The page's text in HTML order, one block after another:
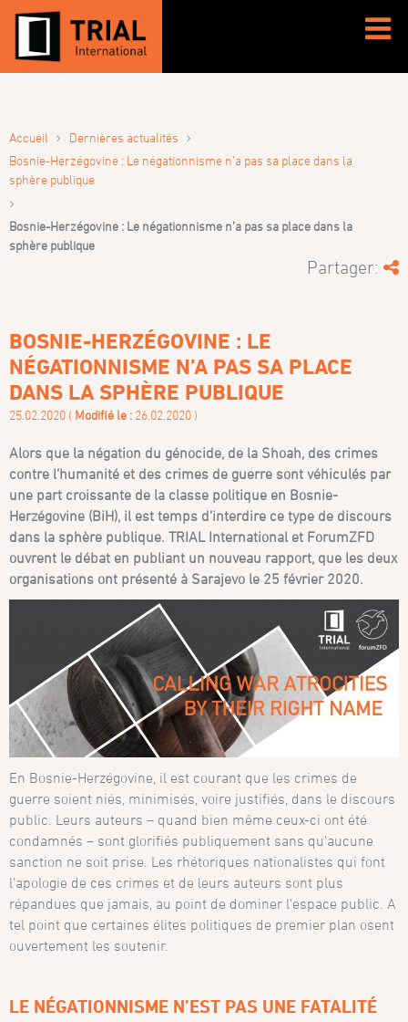
Accueil › Dernières actualités ›
Bosnie-Herzégovine : Le négationnisme n’a pas sa place dans la
sphère publique
›
Bosnie-Herzégovine : Le négationnisme n’a pas sa place dans la
sphère publique
Partager:
BOSNIE-HERZÉGOVINE : LE
NÉGATIONNISME N’A PAS SA PLACE
DANS LA SPHÈRE PUBLIQUE
25.02.2020 ( Modifié le : 26.02.2020 )
Alors que la négation du génocide, de la Shoah, des crimes
contre l’humanité et des crimes de guerre sont véhiculés par
une part croissante de la classe politique en Bosnie-
Herzégovine (BiH), il est temps d’interdire ce type de discours
dans la sphère publique. TRIAL International et ForumZFD
ouvrent le débat en publiant un nouveau rapport, que les deux
organisations ont présenté à Sarajevo le 25 février 2020.
En Bosnie-Herzégovine, il est courant que les crimes de
guerre soient niés, minimisés, voire justifiés, dans le discours
public. Leurs auteurs – quand bien même ceux-ci ont été
condamnés – sont glorifiés publiquement sans qu’aucune
sanction ne soit prise. Les rhétoriques nationalistes qui font
l’apologie de ces crimes et de leurs auteurs sont plus
répandues que jamais, au point de dominer l’espace public. A
tel point que certaines élites politiques de premier plan osent
ouvertement les soutenir.
LE NÉGATIONNISME N’EST PAS UNE FATALITÉ